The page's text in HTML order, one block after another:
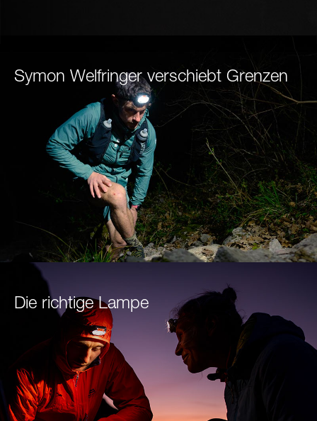
Symon Welfringer verschiebt Grenzen
Die richtige Lampe